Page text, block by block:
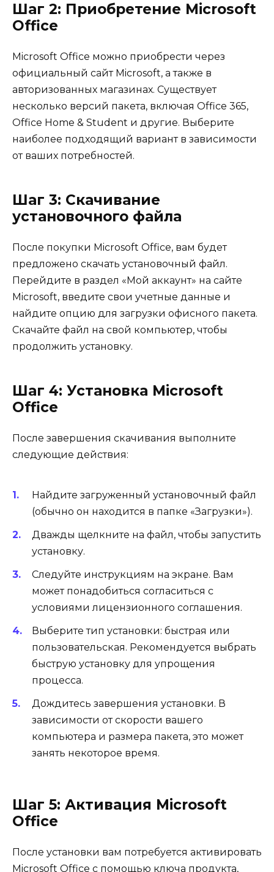
Шаг 2: Приобретение Microsoft
Office
Microsoft Office можно приобрести через
официальный сайт Microsoft, а также в
авторизованных магазинах. Существует
несколько версий пакета, включая Office 365,
Office Home & Student и другие. Выберите
наиболее подходящий вариант в зависимости
от ваших потребностей.
Шаг 3: Скачивание
установочного файла
После покупки Microsoft Office, вам будет
предложено скачать установочный файл.
Перейдите в раздел «Мой аккаунт» на сайте
Microsoft, введите свои учетные данные и
найдите опцию для загрузки офисного пакета.
Скачайте файл на свой компьютер, чтобы
продолжить установку.
Шаг 4: Установка Microsoft
Office
После завершения скачивания выполните
следующие действия:
Найдите загруженный установочный файл
(обычно он находится в папке «Загрузки»).
Дважды щелкните на файл, чтобы запустить
установку.
Следуйте инструкциям на экране. Вам
может понадобиться согласиться с
условиями лицензионного соглашения.
Выберите тип установки: быстрая или
пользовательская. Рекомендуется выбрать
быструю установку для упрощения
процесса.
Дождитесь завершения установки. В
зависимости от скорости вашего
компьютера и размера пакета, это может
занять некоторое время.
Шаг 5: Активация Microsoft
Office
После установки вам потребуется активировать
Microsoft Office с помощью ключа продукта,